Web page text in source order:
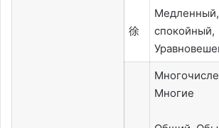
徐
спокойный,
Многие